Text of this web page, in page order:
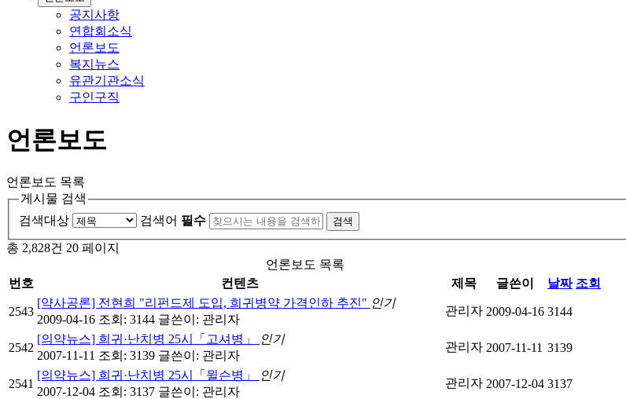
공지사항
연합회소식
언론보도
복지뉴스
유관기관소식
구인구직
언론보도
언론보도 목록
게시물 검색
검색대상
검색어 필수
총 2,828건 20 페이지
언론보도 목록
번호
컨텐츠 제목 글쓴이 날짜 조회
2543
[약사공론] 전현희 "리펀드제 도입, 희귀병약 가격인하 추진" 인기
2009-04-16 조회: 3144 글쓴이: 관리자
관리자 2009-04-16 3144
2542
[의약뉴스] 희귀·난치병 25시「고셔병」
인기
2007-11-11 조회: 3139 글쓴이: 관리자
관리자 2007-11-11 3139
2541
[의약뉴스] 희귀·난치병 25시「윌슨병」
인기
2007-12-04 조회: 3137 글쓴이: 관리자
관리자 2007-12-04 3137